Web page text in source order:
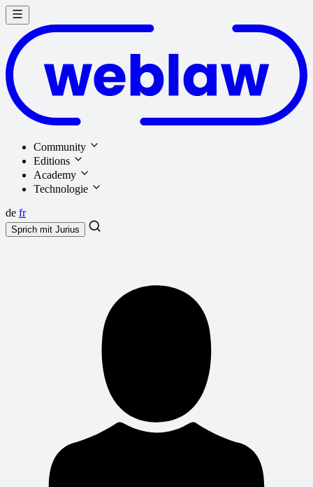
Community
Editions
Academy
Technologie
de fr
Sprich mit Jurius